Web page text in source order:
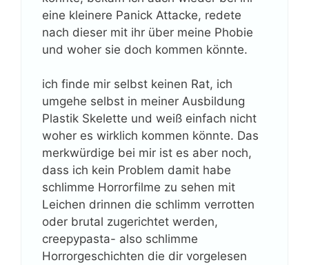
eine kleinere Panick Attacke, redete
nach dieser mit ihr über meine Phobie
und woher sie doch kommen könnte.
ich finde mir selbst keinen Rat, ich
umgehe selbst in meiner Ausbildung
Plastik Skelette und weiß einfach nicht
woher es wirklich kommen könnte. Das
merkwürdige bei mir ist es aber noch,
dass ich kein Problem damit habe
schlimme Horrorfilme zu sehen mit
Leichen drinnen die schlimm verrotten
oder brutal zugerichtet werden,
creepypasta- also schlimme
Horrorgeschichten die dir vorgelesen